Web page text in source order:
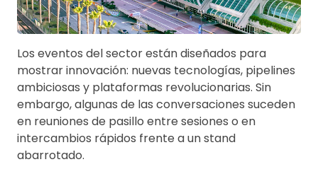
Los eventos del sector están diseñados para
mostrar innovación: nuevas tecnologías, pipelines
ambiciosas y plataformas revolucionarias. Sin
embargo, algunas de las conversaciones suceden
en reuniones de pasillo entre sesiones o en
intercambios rápidos frente a un stand
abarrotado.